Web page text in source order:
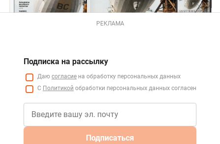
РЕКЛАМА
Подписка на рассылку
Даю согласие на обработку персональных данных
С Политикой обработки персональных данных согласен
Подписаться